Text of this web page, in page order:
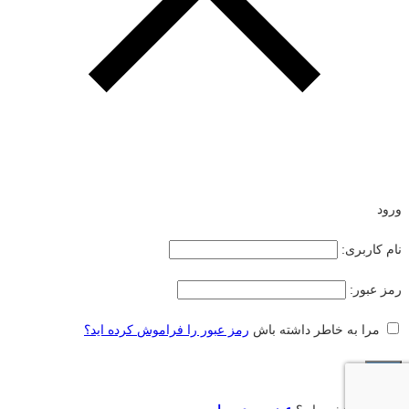
ورود
نام کاربری:
رمز عبور:
مرا به خاطر داشته باش رمز عبور را فراموش کرده اید؟